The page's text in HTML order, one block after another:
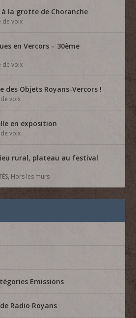
la grotte de Choranche
de voix
en Vercors – 30ème
de voix
des Objets Royans-Vercors !
voix
en exposition
voix
rural, plateau au festival
, Hors les murs
Emissions
Radio Royans